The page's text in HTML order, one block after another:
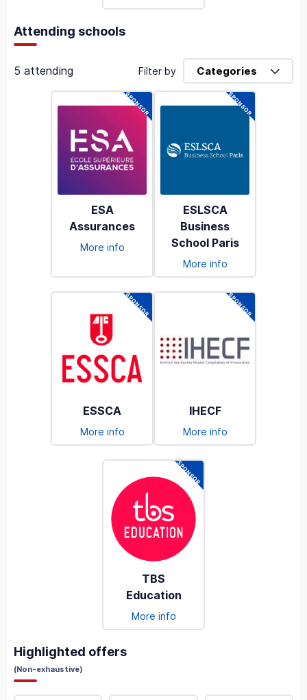
Attending schools
5 attending Filter by Categories
ESA
Assurances
More info
ESLSCA
Business
School Paris
More info
ESSCA
More info
IHECF
More info
TBS
Education
More info
Highlighted offers
(Non-exhaustive)